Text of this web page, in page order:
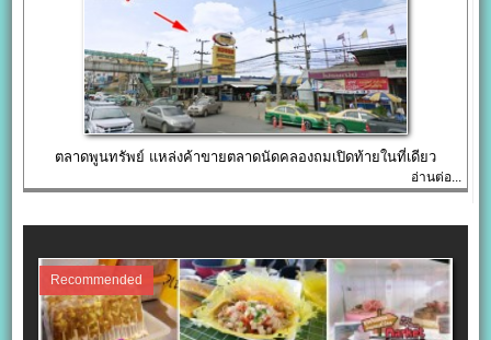
ตลาดพูนทรัพย์ แหล่งค้าขายตลาดนัดคลองถมเปิดท้ายในที่เดียว
อ่านต่อ...
Recommended